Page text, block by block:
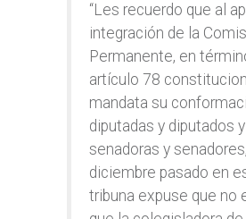
“Les recuerdo que al
integración de la
Permanente, en
artículo 78
mandata su
diputadas y diputados
senadoras y
diciembre pasado en
tribuna expuse que no